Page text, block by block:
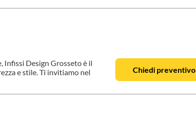
Infissi Design Grosseto è il
e stile. Ti invitiamo nel
Chiedi preventivo